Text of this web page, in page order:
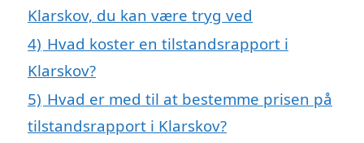
Klarskov, du kan være tryg ved
4) Hvad koster en tilstandsrapport i
Klarskov?
5) Hvad er med til at bestemme prisen på
tilstandsrapport i Klarskov?